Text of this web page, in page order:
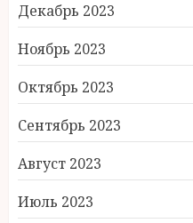
Декабрь 2023
Ноябрь 2023
Октябрь 2023
Сентябрь 2023
Август 2023
Июль 2023